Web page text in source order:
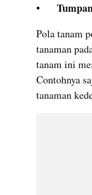
•
Pola tanam
tanaman
tanam ini
Contohnya
tanaman